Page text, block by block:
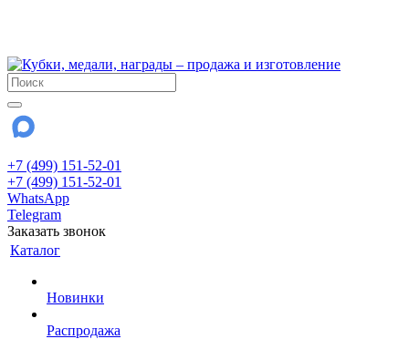
+7 (499) 151-52-01
+7 (499) 151-52-01
WhatsApp
Telegram
Заказать звонок
Каталог
Новинки
Распродажа